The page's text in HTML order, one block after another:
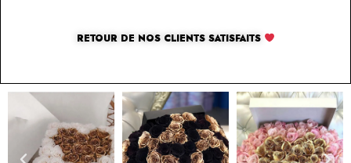
RETOUR DE NOS CLIENTS SATISFAITS